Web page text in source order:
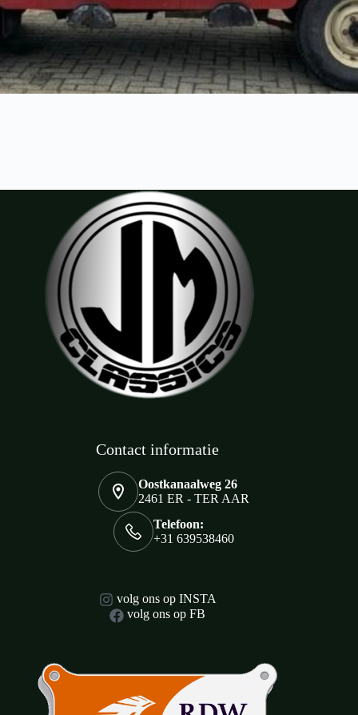
Contact informatie
Oostkanaalweg 26
2461 ER - TER AAR
Telefoon:
+31 639538460
volg ons op INSTA
volg ons op FB